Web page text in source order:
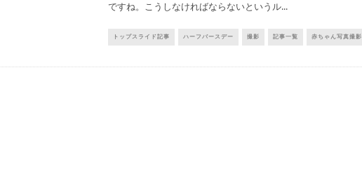
ですね。こうしなければならないというル...
トップスライド記事 ハーフバースデー 撮影 記事一覧 赤ちゃん写真撮